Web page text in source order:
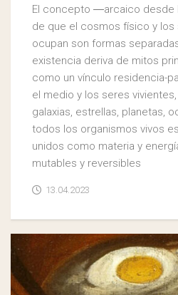
El concepto ―arcaico
de que el cosmos físico y los
ocupan son formas
existencia deriva de mitos
como un vínculo residencia-
el medio y los seres
galaxias, estrellas, planetas,
todos los organismos vivos
unidos como materia y
mutables y reversibles
13.04.2023